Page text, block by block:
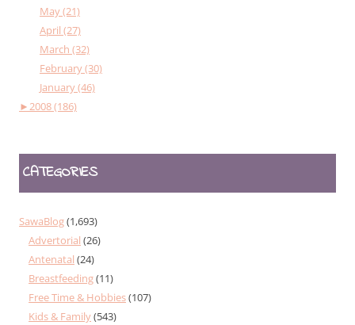
May (21)
April (27)
March (32)
February (30)
January (46)
►2008 (186)
CATEGORIES
SawaBlog(1,693)
Advertorial (26)
Antenatal (24)
Breastfeeding(11)
Free Time & Hobbies(107)
Kids & Family(543)